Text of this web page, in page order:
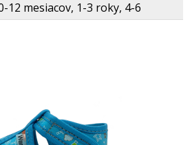
12 mesiacov, 1-3 roky, 4-6